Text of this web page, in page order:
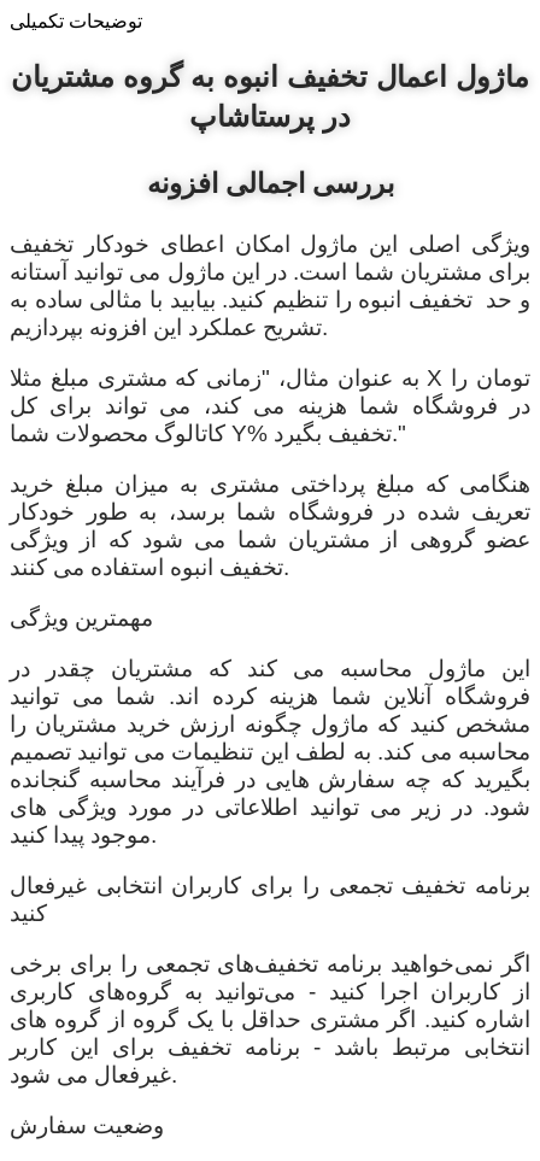
توضیحات تکمیلی
ماژول اعمال تخفیف انبوه به گروه مشتریان
در پرستاشاپ
بررسی اجمالی افزونه
ویژگی اصلی این ماژول امکان اعطای خودکار تخفیف
برای مشتریان شما است. در این ماژول می توانید آستانه
و حد تخفیف انبوه را تنظیم کنید. بیابید با مثالی ساده به
تشریح عملکرد این افزونه بپردازیم.
به عنوان مثال، "زمانی که مشتری مبلغ مثلا X تومان را
در فروشگاه شما هزینه می کند، می تواند برای کل
کاتالوگ محصولات شما Y% تخفیف بگیرد."
هنگامی که مبلغ پرداختی مشتری به میزان مبلغ خرید
تعریف شده در فروشگاه شما برسد، به طور خودکار
عضو گروهی از مشتریان شما می شود که از ویژگی
تخفیف انبوه استفاده می کنند.
مهمترین ویژگی
این ماژول محاسبه می کند که مشتریان چقدر در
فروشگاه آنلاین شما هزینه کرده اند. شما می توانید
مشخص کنید که ماژول چگونه ارزش خرید مشتریان را
محاسبه می کند. به لطف این تنظیمات می توانید تصمیم
بگیرید که چه سفارش هایی در فرآیند محاسبه گنجانده
شود. در زیر می توانید اطلاعاتی در مورد ویژگی های
موجود پیدا کنید.
برنامه تخفیف تجمعی را برای کاربران انتخابی غیرفعال
کنید
اگر نمی‌خواهید برنامه تخفیف‌های تجمعی را برای برخی
از کاربران اجرا کنید - می‌توانید به گروه‌های کاربری
اشاره کنید. اگر مشتری حداقل با یک گروه از گروه های
انتخابی مرتبط باشد - برنامه تخفیف برای این کاربر
غیرفعال می شود.
وضعیت سفارش